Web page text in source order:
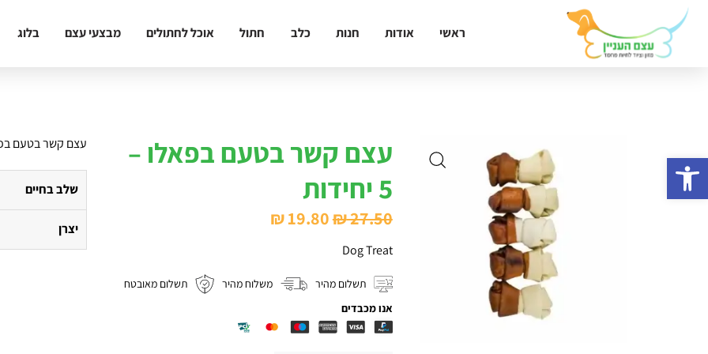
ראשי אודות חנות כלב חתול אוכל לחתולים מבצעי עצם בלוג
עצם קשר בטעם בפאלו –
5 יחידות
₪27.50
המחיר
₪ 27.50.
₪19.80
₪ 19.80.
Dog Treat
תשלום מהיר משלוח מהיר
תשלום מאובטח
אנו מכבדים
עצם קשר בטעם בפאלו – 5
שלב בחיים
יצרן
פתח סרגל נגישות